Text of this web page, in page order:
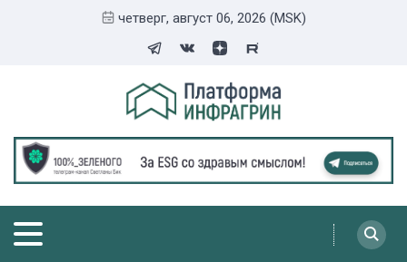
четверг, август 06, 2026 (MSK)